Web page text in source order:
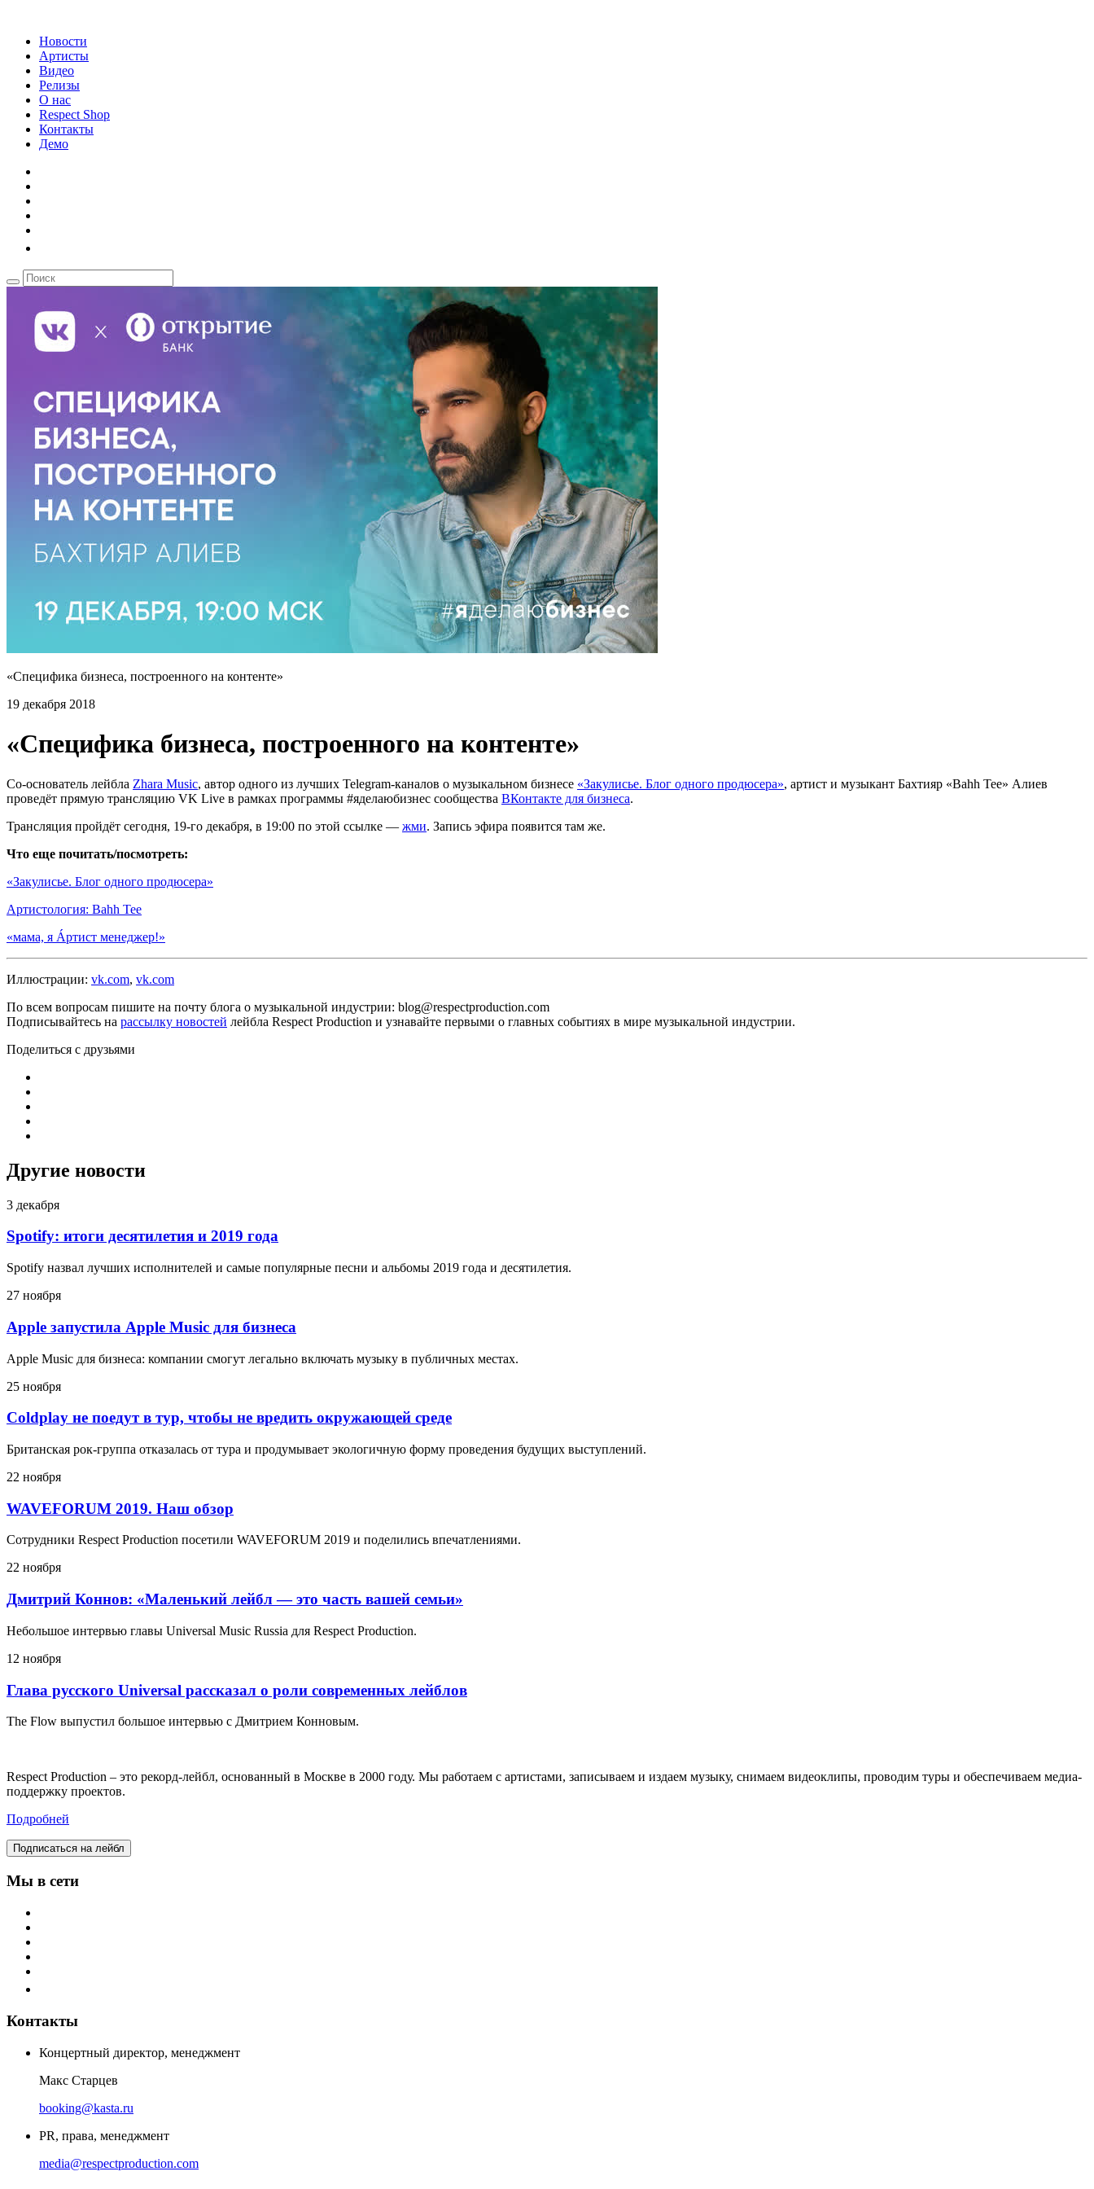
Новости
Артисты
Видео
Релизы
О нас
Respect Shop
Контакты
Демо
«Специфика бизнеса, построенного на контенте»
19 декабря 2018
«Специфика бизнеса, построенного на контенте»
Со-основатель лейбла Zhara Music, автор одного из лучших Telegram-каналов о музыкальном бизнесе «Закулисье. Блог одного продюсера», артист и музыкант Бахтияр «Bahh Tee» Алиев
проведёт прямую трансляцию VK Live в рамках программы #яделаюбизнес сообщества ВКонтакте для бизнеса.
Трансляция пройдёт сегодня, 19-го декабря, в 19:00 по этой ссылке — жми. Запись эфира появится там же.
Что еще почитать/посмотреть:
«Закулисье. Блог одного продюсера»
Артистология: Bahh Tee
«мама, я Áртист менеджер!»
Иллюстрации: vk.com, vk.com
По всем вопросам пишите на почту блога о музыкальной индустрии: blog@respectproduction.com
Подписывайтесь на рассылку новостей лейбла Respect Production и узнавайте первыми о главных событиях в мире музыкальной индустрии.
Поделиться с друзьями
Другие новости
3 декабря
Spotify: итоги десятилетия и 2019 года
Spotify назвал лучших исполнителей и самые популярные песни и альбомы 2019 года и десятилетия.
27 ноября
Apple запустила Apple Music для бизнеса
Apple Music для бизнеса: компании смогут легально включать музыку в публичных местах.
25 ноября
Coldplay не поедут в тур, чтобы не вредить окружающей среде
Британская рок-группа отказалась от тура и продумывает экологичную форму проведения будущих выступлений.
22 ноября
WAVEFORUM 2019. Наш обзор
Сотрудники Respect Production посетили WAVEFORUM 2019 и поделились впечатлениями.
22 ноября
Дмитрий Коннов: «Маленький лейбл — это часть вашей семьи»
Небольшое интервью главы Universal Music Russia для Respect Production.
12 ноября
Глава русского Universal рассказал о роли современных лейблов
The Flow выпустил большое интервью с Дмитрием Конновым.
Respect Production – это рекорд-лейбл, основанный в Москве в 2000 году. Мы работаем с артистами, записываем и издаем музыку, снимаем видеоклипы, проводим туры и обеспечиваем медиа-
поддержку проектов.
Подробней
Подписаться на лейбл
Мы в сети
Контакты
Концертный директор, менеджмент
Макс Старцев
booking@kasta.ru
PR, права, менеджмент
media@respectproduction.com